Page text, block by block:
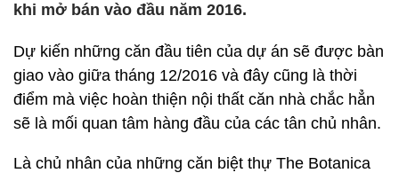
khi mở bán vào đầu năm 2016.
Dự kiến những căn đầu tiên của dự án sẽ được bàn
giao vào giữa tháng 12/2016 và đây cũng là thời
điểm mà việc hoàn thiện nội thất căn nhà chắc hẳn
sẽ là mối quan tâm hàng đầu của các tân chủ nhân.
Là chủ nhân của những căn biệt thự The Botanica